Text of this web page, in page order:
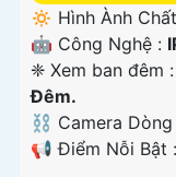
🔅 Hình Ành
🤖️ Công Nghệ :
❈ Xem ban đêm :
Ðêm.
⛓ Camera Dòng
️📢 Điểm Nỗi Bật :